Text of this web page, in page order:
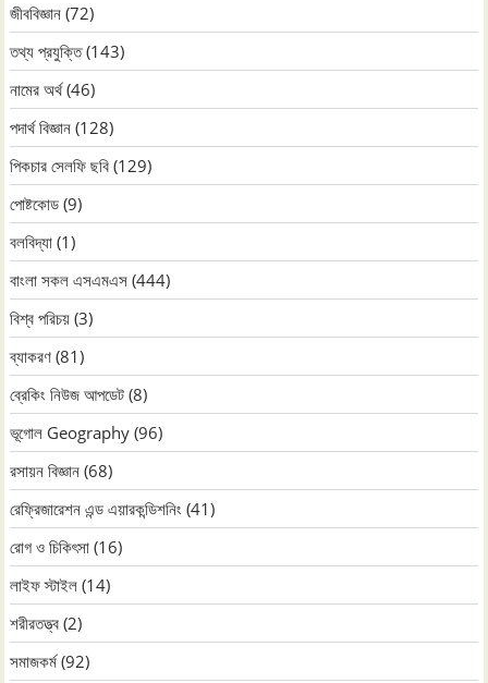
জীববিজ্ঞান (72)
তথ্য প্রযুক্তি(143)
নামের অর্থ(46)
পদার্থ বিজ্ঞান (128)
পিকচার সেলফি ছবি (129)
পোষ্টকোড (9)
বলবিদ্যা (1)
বাংলা সকল এসএমএস (444)
বিশ্ব পরিচয় (3)
ব্যাকরণ (81)
ব্রেকিং নিউজ আপডেট (8)
ভূগোল Geography (96)
রসায়ন বিজ্ঞান (68)
রেফ্রিজারেশন এন্ড এয়ারকন্ডিশনিং (41)
রোগ ও চিকিৎসা (16)
লাইফ স্টাইল (14)
শরীরতত্ত্ব (2)
সমাজকর্ম(92)